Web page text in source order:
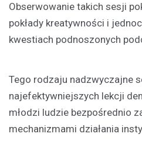
Obserwowanie takich sesji
pokłady kreatywności i
kwestiach podnoszonych
Tego rodzaju nadzwyczajne
najefektywniejszych lekcji
młodzi ludzie bezpośrednio
mechanizmami działania